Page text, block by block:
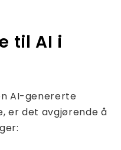
til AI i
AI-genererte
er det avgjørende å